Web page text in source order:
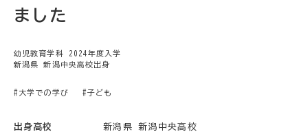
ました
幼児教育学科 2024年度入学
新潟県 新潟中央高校出身
#大学での学び #子ども
出身高校 新潟県 新潟中央高校